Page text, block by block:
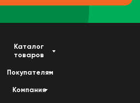
Каталог
товаров
Покупателям
Компания